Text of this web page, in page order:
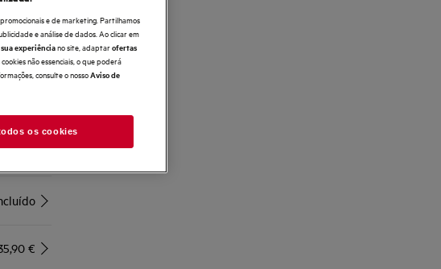
canto
€
e de marketing. Partilhamos
e análise de dados. Ao clicar em
experiênciano site, adaptarofertas
não essenciais, o que poderá
consulte o nossoAviso de
os cookies